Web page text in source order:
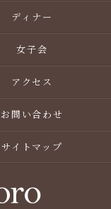
ディナー
女子会
アクセス
お問い合わせ
サイトマップ